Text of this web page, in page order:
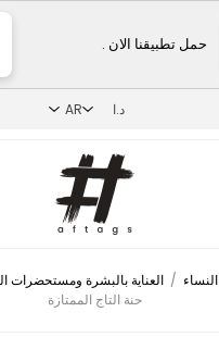
حمل تطبيقنا الان .
النساء / العناية بالبشرة ومستحضرات
حنة التاج الممتازة